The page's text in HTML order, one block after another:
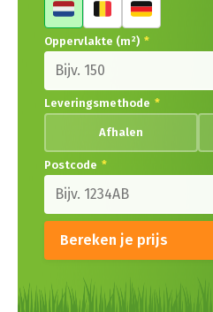
Oppervlakte (m²) *
Leveringsmethode *
Afhalen
Postcode *
Bereken je prijs